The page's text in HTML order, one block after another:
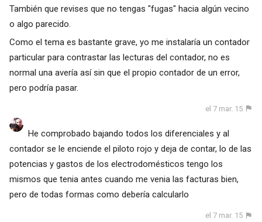
También que revises que no tengas "fugas" hacia algún vecino
o algo parecido.
Como el tema es bastante grave, yo me instalaría un contador
particular para contrastar las lecturas del contador, no es
normal una avería así sin que el propio contador de un error,
pero podría pasar.
el 7 mar. 15
He comprobado bajando todos los diferenciales y al
contador se le enciende el piloto rojo y deja de contar, lo de las
potencias y gastos de los electrodomésticos tengo los
mismos que tenia antes cuando me venia las facturas bien,
pero de todas formas como debería calcularlo
el 7 mar. 15